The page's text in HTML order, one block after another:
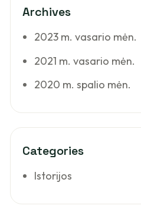
Archives
2023 m. vasario mėn.
2021 m. vasario mėn.
2020 m. spalio mėn.
Categories
Istorijos